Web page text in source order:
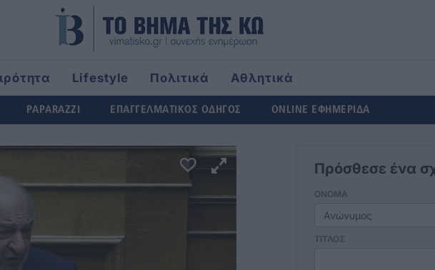
Lifestyle Πολιτικά
Αθλητικά
PAPARAZZI ΕΠΑΓΓΕΛΜΑΤΙΚΟΣ ΟΔΗΓΟΣ ONLINE ΕΦΗΜΕΡΙΔΑ
Πρόσθεσε ένα
ΟΝΟΜΑ
ΤΙΤΛΟΣ